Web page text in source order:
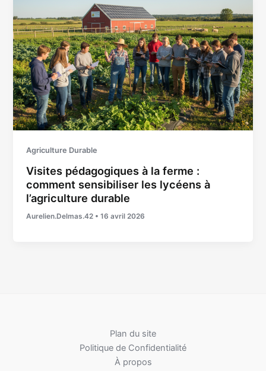
Agriculture Durable
Visites pédagogiques à la ferme :
comment sensibiliser les lycéens à
l’agriculture durable
Aurelien.Delmas.42 •16 avril 2026
Plan du site
Politique de Confidentialité
À propos